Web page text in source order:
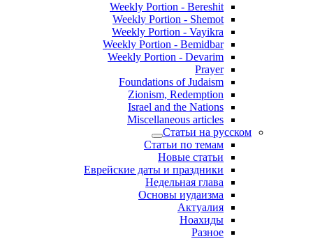
Weekly Portion - Bereshit
Weekly Portion - Shemot
Weekly Portion - Vayikra
Weekly Portion - Bemidbar
Weekly Portion - Devarim
Prayer
Foundations of Judaism
Zionism, Redemption
Israel and the Nations
Miscellaneous articles
Статьи на русском
Статьи по темам
Новые статьи
Еврейские даты и праздники
Недельная глава
Основы иудаизма
Актуалия
Ноахиды
Разное